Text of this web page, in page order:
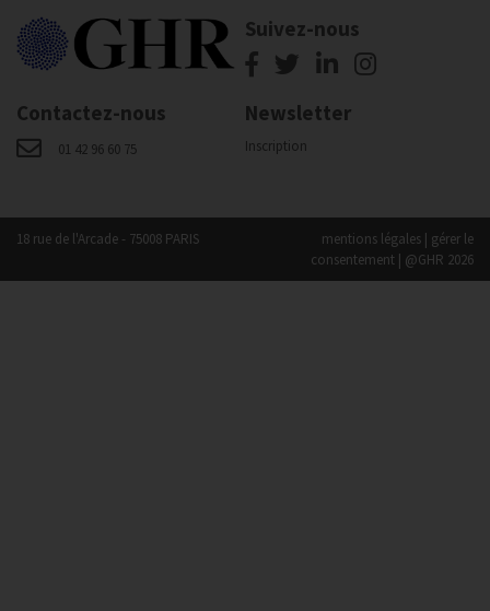
Suivez-nous
Contactez-nous
01 42 96 60 75
Newsletter
Inscription
18 rue de l'Arcade - 75008 PARIS mentions légales | gérer le
consentement | @GHR 2026